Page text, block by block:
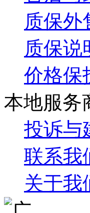
质保外
质保说
价格保
本地服务
投诉与
联系我
关于我